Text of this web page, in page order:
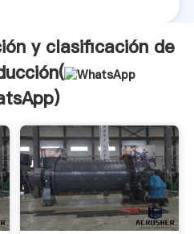
y clasificación de
)